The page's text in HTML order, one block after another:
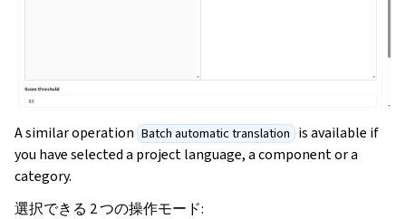
A similar operation Batch automatic translation is available if
you have selected a project language, a component or a
category.
選択できる 2 つの操作モード: